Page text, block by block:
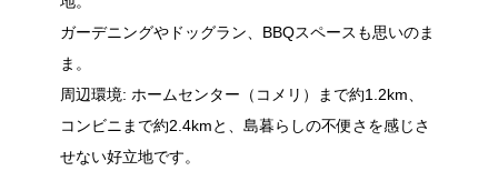
ガーデニングやドッグラン、BBQスペースも思いのま
ま。
周辺環境: ホームセンター（コメリ）まで約1.2km、
コンビニまで約2.4kmと、島暮らしの不便さを感じさ
せない好立地です。